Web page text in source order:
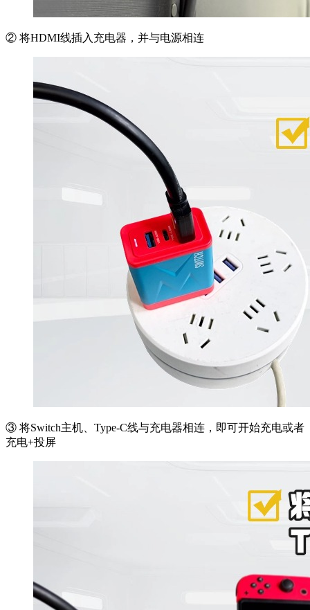
② 将HDMI线插入充电器，并与电源相连
③ 将Switch主机、Type-C线与充电器相连，即可开始充电或者
充电+投屏